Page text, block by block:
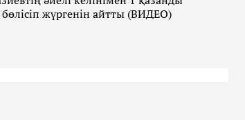
жүргенін айтты (ВИДЕО)